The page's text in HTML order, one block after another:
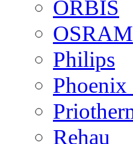
ORBIS
OSRAM
Philips
Phoenix
Rehau